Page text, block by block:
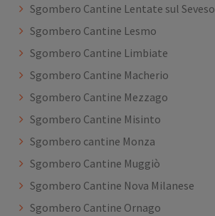
Sgombero Cantine Lentate sul Seveso
Sgombero Cantine Lesmo
Sgombero Cantine Limbiate
Sgombero Cantine Macherio
Sgombero Cantine Mezzago
Sgombero Cantine Misinto
Sgombero cantine Monza
Sgombero Cantine Muggiò
Sgombero Cantine Nova Milanese
Sgombero Cantine Ornago